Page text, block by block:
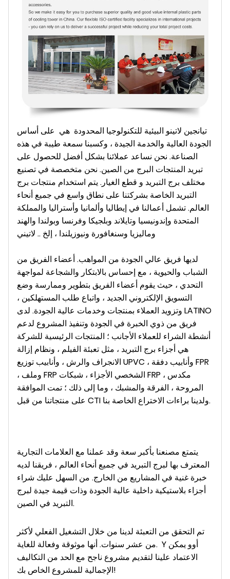
تيانجين لاتينو البيئية للتكنولوجيا المحدودة هي على أساس
الجودة العالية والخدمة الجيدة ، وكسبنا سمعة طيبة في هذه
الصناعة. نحن نساعد عملائنا بشكل أفضل للحصول على
تبريد المنتجات البرج من الصين. نحن متخصصة في تصنيع
مختلف برج التبريد و قطع الغيار. يتم استخدام منتجات برج
التبريد الخاصة بشركتنا على نطاق واسع في جميع أنحاء
العالم.تشمل أعمالنا في إيطاليا وألمانيا وأستراليا والمملكة
المتحدة وإندونيسيا وتايلاند وبلجيكا وفرنسا وبولندا والهند
وماليزيا وسنغافورة ونيوزيلندا ، إلخ .. لاتيني
لديها فريق عالي الجودة من المواهب. أعضاء الفريق من
الشباب والحيوية ، مع إحساس بالابتكار والشجاعة لمواجهة
التحدي ، حيث يقوم أعضاء الفريق بتطوير وممارسة وضع
التسويق الإلكتروني الجديد ، واتباع طلب المستهلكين ،
وتزويد العملاء بمنتجات وخدمات عالية الجودة. لدى LATINO
فريق من ذوي الخبرة في الجودة وتنفيذ المشروع لدعم
أنشطة الشراء للعملاء الأجانب ؛ المنتجات الرئيسية للشركة
هي أجزاء برج التبريد ، مثل تعبئة الفيلم ، ونظام إزالة
الانجراف والرش ، وأنابيب توزيع UPVC ، وأنابيب دفقة FPR
، وملف FRP الشخصي الأجزاء ، شبكات FRP ، مكدس
المروحة ، الفرقة والمشبك ، وما إلى ذلك ؛ تمت الموافقة
على منتجاتنا من قبل CTI ولدينا براءات الاختراع الخاصة بنا.
يتمتع مصنعنا بأكبر سعة وقد عملنا مع العلامات التجارية
المعترف بها لبرج التبريد في جميع أنحاء العالم ، فريقنا لديه
خبرة غنية في المشاريع من الخارج. من السهل عليك شراء
أجزاء بلاستيكية داخلية عالية الجودة وذات قيمة جيدة لبرج
التبريد في الصين.
تم التحقق من التعبئة لدينا من خلال التشغيل الفعلي لأكثر
من عشر سنوات. أنها موثوقة وفعالة للغاية. Y أوو يمكن
الاعتماد علينا لتقديم مشروع ناجح مع الحد من التكاليف
الإجمالية للمشروع الخاص بك!